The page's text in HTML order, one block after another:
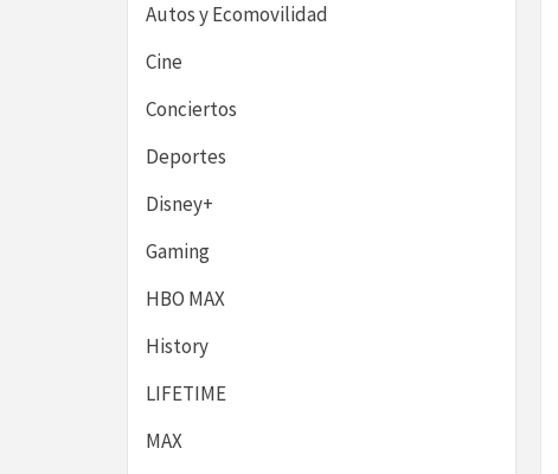
Autos y Ecomovilidad
Cine
Conciertos
Deportes
Disney+
Gaming
HBO MAX
History
LIFETIME
MAX